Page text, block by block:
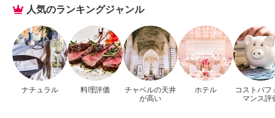
人気のランキングジャンル
ナチュラル 料理評価
チャペルの天井
が高い
ホテル
コストパフ
マンス評